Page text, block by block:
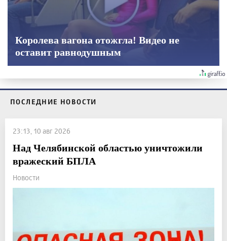
Королева вагона отожгла! Видео не
оставит равнодушным
ПОСЛЕДНИЕ НОВОСТИ
23:13, 10 авг 2026
Над Челябинской областью уничтожили
вражеский БПЛА
Новости